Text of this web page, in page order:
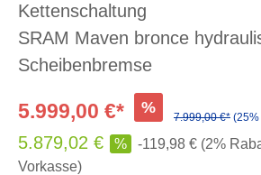
Kettenschaltung
SRAM Maven bronce
Scheibenbremse
5.999,00 €* %
7.999,00 €*
5.879,02 € %
-119,98 € (2%
Vorkasse)